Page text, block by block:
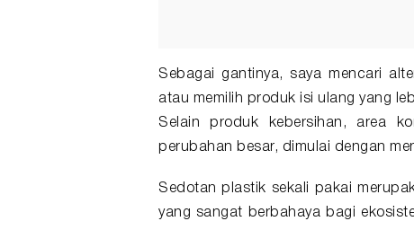
Sebagai gantinya, saya mencari
atau memilih produk isi ulang yang
Selain produk kebersihan, area
perubahan besar, dimulai dengan
Sedotan plastik sekali pakai
yang sangat berbahaya bagi